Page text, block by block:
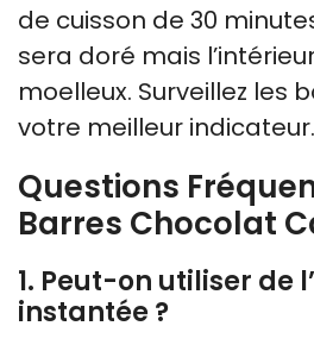
de cuisson de 30
sera doré mais
moelleux. Surveillez les
votre meilleur indicateur.
Questions
Barres Chocolat
1. Peut-on utiliser de
instantée ?